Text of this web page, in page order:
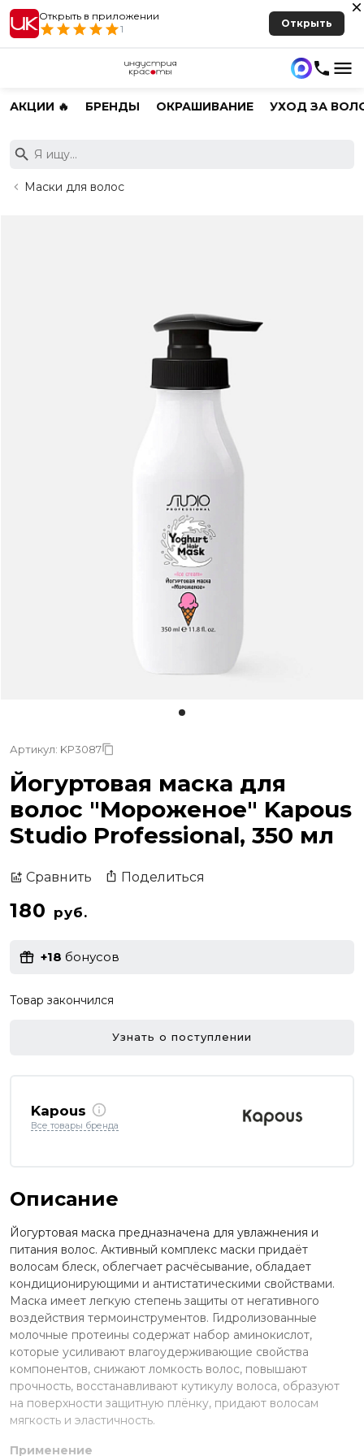
Открыть в приложении
1
Открыть
АКЦИИ 🔥 БРЕНДЫ ОКРАШИВАНИЕ УХОД ЗА
Маски для волос
Артикул: KP3087
Йогуртовая маска для
волос "Мороженое" Kapous
Studio Professional, 350 мл
Сравнить Поделиться
180 руб.
+18 бонусов
Товар закончился
Узнать о поступлении
Kapous
Все товары бренда
Описание
Йогуртовая маска предназначена для увлажнения и
питания волос. Активный комплекс маски придаёт
волосам блеск, облегчает расчёсывание, обладает
кондиционирующими и антистатическими свойствами.
Маска имеет легкую степень защиты от негативного
воздействия термоинструментов. Гидролизованные
молочные протеины содержат набор аминокислот,
которые усиливают влагоудерживающие свойства
компонентов, снижают ломкость волос, повышают
прочность, восстанавливают кутикулу волоса, образуют
на поверхности защитную плёнку, придают волосам
мягкость и эластичность.
Применение